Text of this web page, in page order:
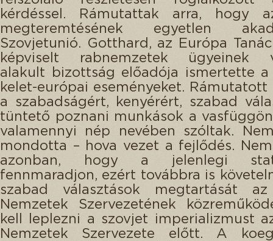
kérdéssel. Rámutattak arra, hogy
megteremtésének egyetlen
Szovjetunió. Gotthard, az Európa
képviselt rabnemzetek ügyeinek
alakult bizottság előadója ismertette
kelet-európai eseményeket. Rámutatott
a szabadságért, kenyérért, szabad
tüntető poznani munkások a
valamennyi nép nevében szóltak.
mondotta – hova vezet a fejlődés.
azonban, hogy a jelenlegi
fennmaradjon, ezért továbbra is
szabad választások megtartását
Nemzetek Szervezetének
kell leplezni a szovjet imperializmust
Nemzetek Szervezete előtt. A